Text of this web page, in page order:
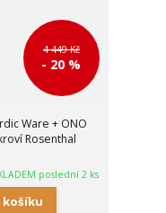
4 449 Kč
- 20 %
Ware + ONO
Rosenthal
poslední 2 ks
košíku